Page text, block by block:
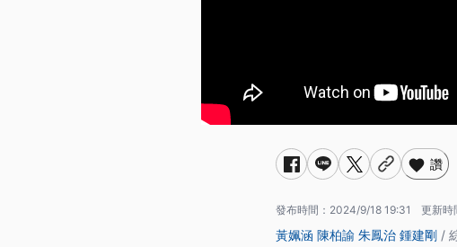
讚
發布時間： 2024/9/18 19:31 更新時
黃姵涵 陳柏諭 朱鳳治 鍾建剛 /